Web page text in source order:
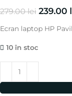
279.00lei 239.00
Ecran laptop HP
10 în stoc